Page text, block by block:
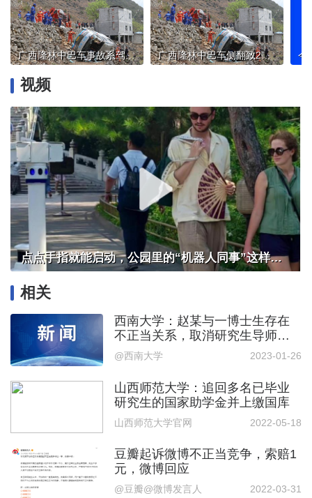
广西隆林中巴车事故系驾驶员操作不当引发 广西隆林中巴车侧翻致2死11伤
视频
点点手指就能启动，公园里的“机器人同事”这样干活
相关
西南大学：赵某与一博士生存在
不正当关系，取消研究生导师资
格
@ 西南大学 2023-01-26
山西师范大学：追回多名已毕业
研究生的国家助学金并上缴国库
山西师范大学官网 2022-05-18
豆瓣起诉微博不正当竞争，索赔1
元，微博回应
@豆瓣@微博发言人 2022-03-31